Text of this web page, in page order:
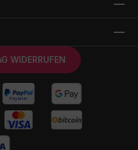
werden.
5000 mm bietet der
vor Nässe.Im Inneren
warmweiße LED-
die über
beliebige 12V-
werden
sind passende
des CUMARU
Belastung von bis zu
sind für den
Surfboards, Kajaks und
CUMARU LIGHT ein
WIDERRUFEN